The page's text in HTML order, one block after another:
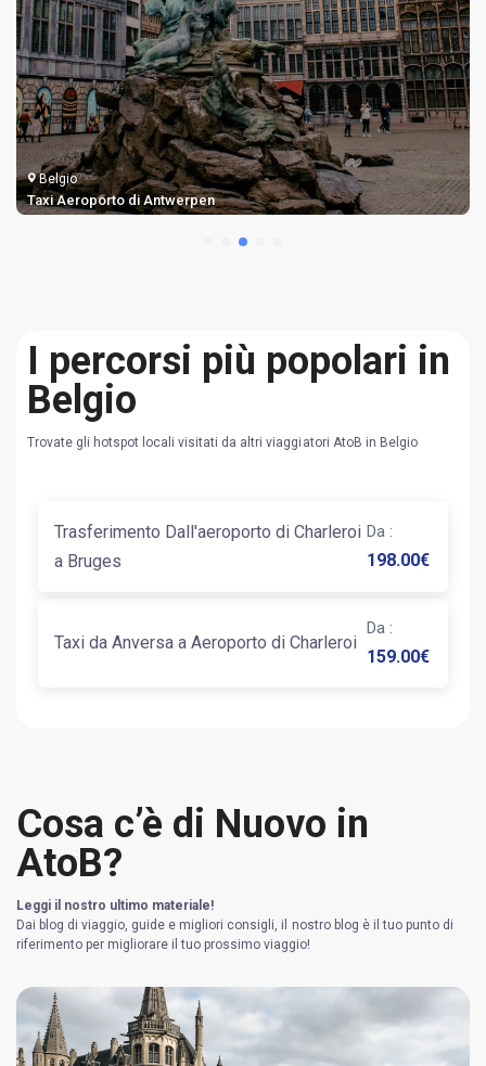
Belgio
Taxi Aeroporto di Antwerpen
I percorsi più popolari in
Belgio
Trovate gli hotspot locali visitati da altri viaggiatori AtoB in Belgio
Trasferimento Dall'aeroporto di Charleroi
a Bruges
Da :
198.00€
Taxi da Anversa a Aeroporto di Charleroi
Da :
159.00€
Cosa c’è di Nuovo in
AtoB?
Leggi il nostro ultimo materiale!
Dai blog di viaggio, guide e migliori consigli, il nostro blog è il tuo punto di
riferimento per migliorare il tuo prossimo viaggio!